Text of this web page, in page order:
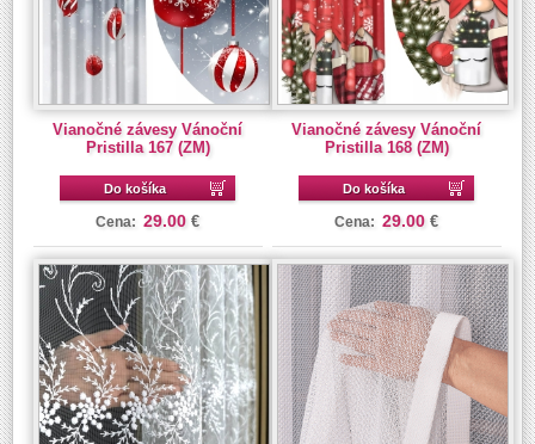
Vianočné závesy Vánoční
Pristilla 167 (ZM)
Do košíka
Cena: 29.00 €
Vianočné závesy Vánoční
Pristilla 168 (ZM)
Do košíka
Cena: 29.00 €